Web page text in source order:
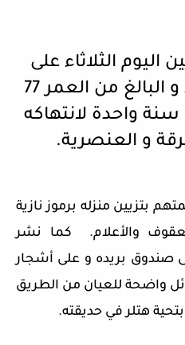
الثلاثاء على
"جورج ب"، المتقاعد و البالغ من العمر 77
واحدة لانتهاكه
و العنصرية.
بتزيين منزله برموز نازية
والأعلام. كما نشر
صندوق بريده و على أشجار
واضحة للعيان من الطريق
هتلر في حديقته.